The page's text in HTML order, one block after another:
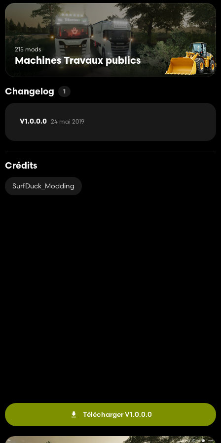
215 mods
Machines Travaux publics
Changelog 1
V1.0.0.0 24 mai 2019
Crédits
SurfDuck_Modding
Télécharger V1.0.0.0